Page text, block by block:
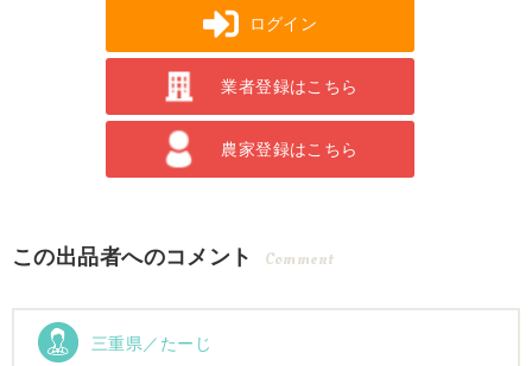
ログイン
業者登録はこちら
農家登録はこちら
この出品者へのコメント Comment
三重県／たーじ